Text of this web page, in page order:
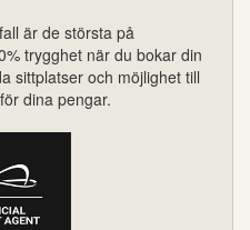
är de största på
trygghet när du bokar din
sittplatser och möjlighet till
dina pengar.